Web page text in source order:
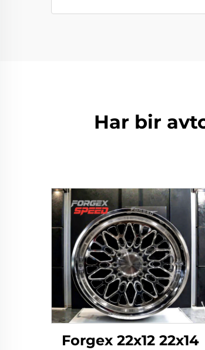
Har bir
Forgex 22x12 22x14